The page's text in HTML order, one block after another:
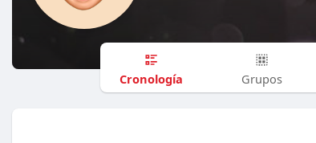
Cronología Grupos